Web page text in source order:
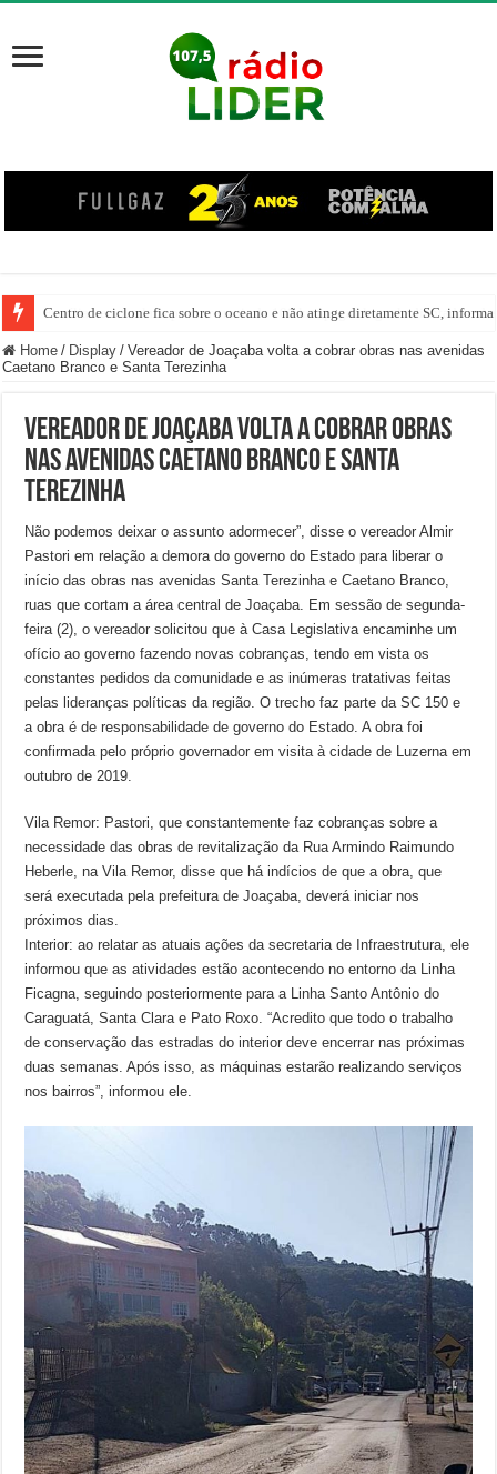
Centro de ciclone fica sobre o oceano e não atinge diretamente SC,
Home / Display / Vereador de Joaçaba volta a cobrar obras nas avenidas
Caetano Branco e Santa Terezinha
Vereador de Joaçaba volta a cobrar obras
nas avenidas Caetano Branco e Santa
Terezinha
Não podemos deixar o assunto adormecer”, disse o vereador Almir
Pastori em relação a demora do governo do Estado para liberar o
início das obras nas avenidas Santa Terezinha e Caetano Branco,
ruas que cortam a área central de Joaçaba. Em sessão de segunda-
feira (2), o vereador solicitou que à Casa Legislativa encaminhe um
ofício ao governo fazendo novas cobranças, tendo em vista os
constantes pedidos da comunidade e as inúmeras tratativas feitas
pelas lideranças políticas da região. O trecho faz parte da SC 150 e
a obra é de responsabilidade de governo do Estado. A obra foi
confirmada pelo próprio governador em visita à cidade de Luzerna em
outubro de 2019.
Vila Remor: Pastori, que constantemente faz cobranças sobre a
necessidade das obras de revitalização da Rua Armindo Raimundo
Heberle, na Vila Remor, disse que há indícios de que a obra, que
será executada pela prefeitura de Joaçaba, deverá iniciar nos
próximos dias.
Interior: ao relatar as atuais ações da secretaria de Infraestrutura, ele
informou que as atividades estão acontecendo no entorno da Linha
Ficagna, seguindo posteriormente para a Linha Santo Antônio do
Caraguatá, Santa Clara e Pato Roxo. “Acredito que todo o trabalho
de conservação das estradas do interior deve encerrar nas próximas
duas semanas. Após isso, as máquinas estarão realizando serviços
nos bairros”, informou ele.